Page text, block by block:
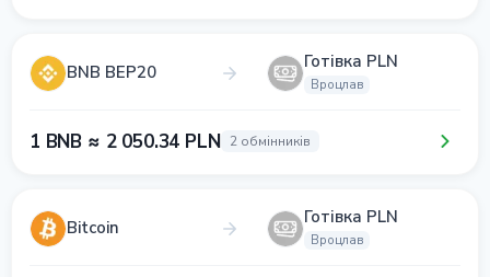
BNB BEP20 Готівка PLN
Вроцлав
1 BNB ≈ 2 050.34 PLN 2 обмінників
Bitcoin Готівка PLN
Вроцлав